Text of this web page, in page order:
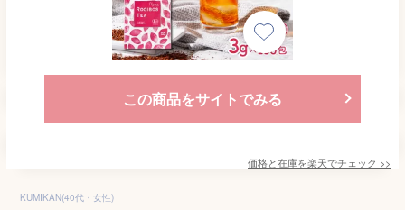
この商品をサイトでみる
価格と在庫を楽天でチェック >>
KUMIKAN(40代・女性)